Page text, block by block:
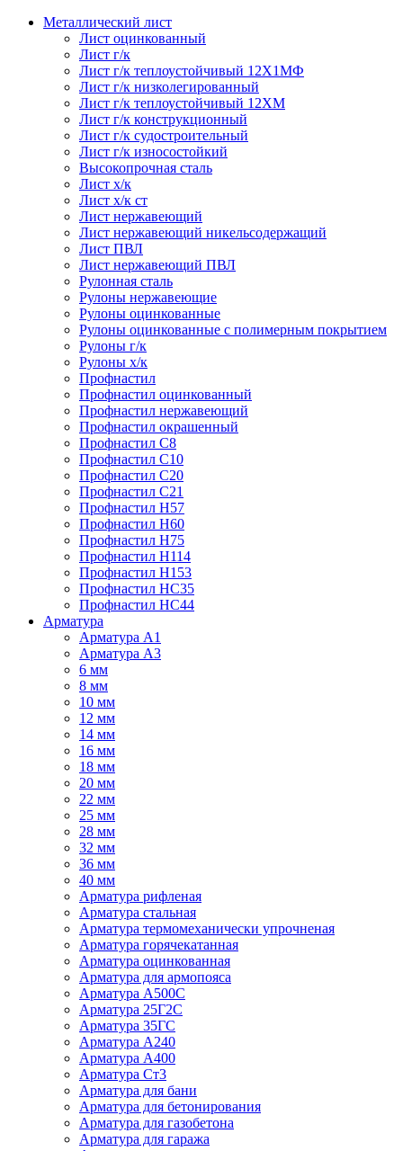
Металлический лист
Лист оцинкованный
Лист г/к
Лист г/к теплоустойчивый 12Х1МФ
Лист г/к низколегированный
Лист г/к теплоустойчивый 12ХМ
Лист г/к конструкционный
Лист г/к судостроительный
Лист г/к износостойкий
Высокопрочная сталь
Лист х/к
Лист х/к ст
Лист нержавеющий
Лист нержавеющий никельсодержащий
Лист ПВЛ
Лист нержавеющий ПВЛ
Рулонная сталь
Рулоны нержавеющие
Рулоны оцинкованные
Рулоны оцинкованные с полимерным покрытием
Рулоны г/к
Рулоны х/к
Профнастил
Профнастил оцинкованный
Профнастил нержавеющий
Профнастил окрашенный
Профнастил С8
Профнастил С10
Профнастил С20
Профнастил С21
Профнастил Н57
Профнастил Н60
Профнастил Н75
Профнастил Н114
Профнастил Н153
Профнастил НС35
Профнастил НС44
Арматура
Арматура А1
Арматура А3
6 мм
8 мм
10 мм
12 мм
14 мм
16 мм
18 мм
20 мм
22 мм
25 мм
28 мм
32 мм
36 мм
40 мм
Арматура рифленая
Арматура стальная
Арматура термомеханически упрочненая
Арматура горячекатанная
Арматура оцинкованная
Арматура для армопояса
Арматура A500С
Арматура 25Г2С
Арматура 35ГС
Арматура А240
Арматура А400
Арматура Ст3
Арматура для бани
Арматура для бетонирования
Арматура для газобетона
Арматура для гаража